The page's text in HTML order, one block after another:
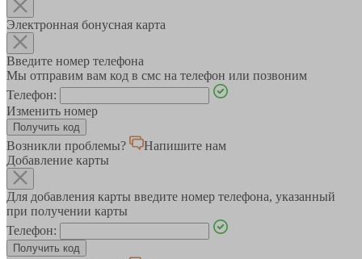
Электронная бонусная карта
Введите номер телефона
Мы отправим вам код в смс на телефон или позвоним
Телефон:
Изменить номер
Возникли проблемы?
Напишите нам
Добавление карты
Для добавления карты введите номер телефона, указанный
при получении карты
Телефон: